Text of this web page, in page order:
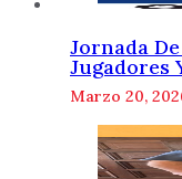
Jornada
Jugadores
Marzo 20,